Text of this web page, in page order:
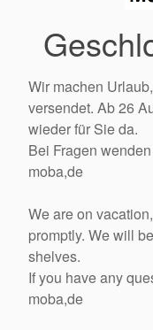
Wir machen
versendet. Ab 26
wieder für Sie da.
Bei Fragen
moba,de
We are on
promptly. We will
shelves.
If you have any
moba,de